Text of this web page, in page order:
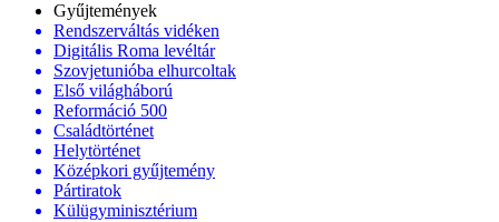
Gyűjtemények
Rendszerváltás vidéken
Digitális Roma levéltár
Szovjetunióba elhurcoltak
Első világháború
Reformáció 500
Családtörténet
Helytörténet
Középkori gyűjtemény
Pártiratok
Külügyminisztérium